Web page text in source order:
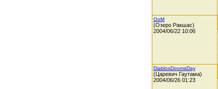
OoM
(Озеро Ракшас)
2004/06/22 10:06
DiablosDoomsDay
(Царевич Гаутама)
2004/06/26 01:23